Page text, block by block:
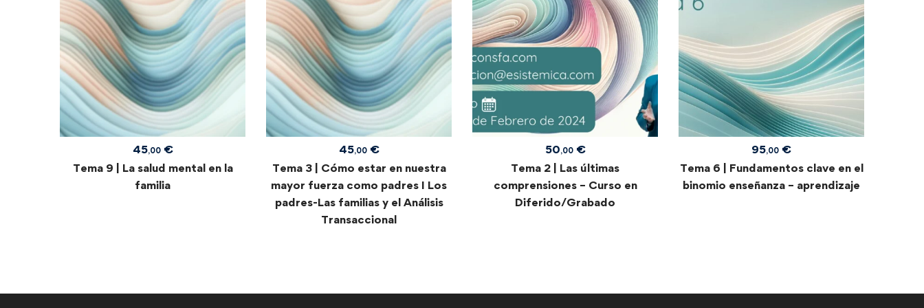
45,00 €
Tema 9 | La salud mental en la
familia
45,00 €
Tema 3 | Cómo estar en nuestra
mayor fuerza como padres I Los
padres-Las familias y el Análisis
Transaccional
50,00 €
Tema 2 | Las últimas
comprensiones – Curso en
Diferido/Grabado
95,00 €
Tema 6 | Fundamentos clave en el
binomio enseñanza – aprendizaje